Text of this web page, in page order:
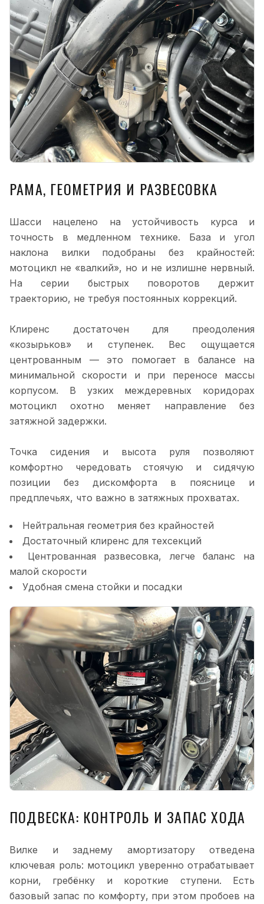
РАМА, ГЕОМЕТРИЯ И РАЗВЕСОВКА
Шасси нацелено на устойчивость курса и
точность в медленном технике. База и угол
наклона вилки подобраны без крайностей:
мотоцикл не «валкий», но и не излишне нервный.
На серии быстрых поворотов держит
траекторию, не требуя постоянных коррекций.
Клиренс достаточен для преодоления
«козырьков» и ступенек. Вес ощущается
центрованным — это помогает в балансе на
минимальной скорости и при переносе массы
корпусом. В узких междеревных коридорах
мотоцикл охотно меняет направление без
затяжной задержки.
Точка сидения и высота руля позволяют
комфортно чередовать стоячую и сидячую
позиции без дискомфорта в пояснице и
предплечьях, что важно в затяжных прохватах.
Нейтральная геометрия без крайностей
Достаточный клиренс для техсекций
Центрованная развесовка, легче баланс на
малой скорости
Удобная смена стойки и посадки
ПОДВЕСКА: КОНТРОЛЬ И ЗАПАС ХОДА
Вилке и заднему амортизатору отведена
ключевая роль: мотоцикл уверенно отрабатывает
корни, гребёнку и короткие ступени. Есть
базовый запас по комфорту, при этом пробоев на